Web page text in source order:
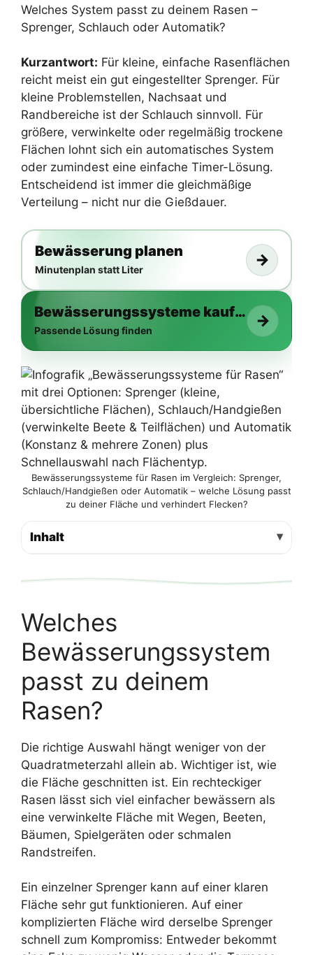
Welches System passt zu deinem Rasen –
Sprenger, Schlauch oder Automatik?
Kurzantwort: Für kleine, einfache Rasenflächen
reicht meist ein gut eingestellter Sprenger. Für
kleine Problemstellen, Nachsaat und
Randbereiche ist der Schlauch sinnvoll. Für
größere, verwinkelte oder regelmäßig trockene
Flächen lohnt sich ein automatisches System
oder zumindest eine einfache Timer-Lösung.
Entscheidend ist immer die gleichmäßige
Verteilung – nicht nur die Gießdauer.
Bewässerung planen
Minutenplan statt Liter
→
Bewässerungssysteme kaufen
Passende Lösung finden
→
Bewässerungssysteme für Rasen im Vergleich: Sprenger,
Schlauch/Handgießen oder Automatik – welche Lösung passt
zu deiner Fläche und verhindert Flecken?
Inhalt
Welches
Bewässerungssystem
passt zu deinem
Rasen?
Die richtige Auswahl hängt weniger von der
Quadratmeterzahl allein ab. Wichtiger ist, wie
die Fläche geschnitten ist. Ein rechteckiger
Rasen lässt sich viel einfacher bewässern als
eine verwinkelte Fläche mit Wegen, Beeten,
Bäumen, Spielgeräten oder schmalen
Randstreifen.
Ein einzelner Sprenger kann auf einer klaren
Fläche sehr gut funktionieren. Auf einer
komplizierten Fläche wird derselbe Sprenger
schnell zum Kompromiss: Entweder bekommt